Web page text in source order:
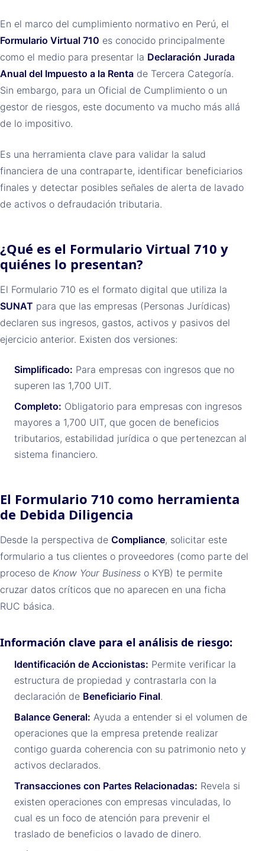
En el marco del cumplimiento normativo en Perú, el
Formulario Virtual 710 es conocido principalmente
como el medio para presentar la Declaración Jurada
Anual del Impuesto a la Renta de Tercera Categoría.
Sin embargo, para un Oficial de Cumplimiento o un
gestor de riesgos, este documento va mucho más allá
de lo impositivo.
Es una herramienta clave para validar la salud
financiera de una contraparte, identificar beneficiarios
finales y detectar posibles señales de alerta de lavado
de activos o defraudación tributaria.
¿Qué es el Formulario Virtual 710 y
quiénes lo presentan?
El Formulario 710 es el formato digital que utiliza la
SUNAT para que las empresas (Personas Jurídicas)
declaren sus ingresos, gastos, activos y pasivos del
ejercicio anterior. Existen dos versiones:
Simplificado: Para empresas con ingresos que no
superen las 1,700 UIT.
Completo: Obligatorio para empresas con ingresos
mayores a 1,700 UIT, que gocen de beneficios
tributarios, estabilidad jurídica o que pertenezcan al
sistema financiero.
El Formulario 710 como herramienta
de Debida Diligencia
Desde la perspectiva de Compliance, solicitar este
formulario a tus clientes o proveedores (como parte del
proceso de Know Your Business o KYB) te permite
cruzar datos críticos que no aparecen en una ficha
RUC básica.
Información clave para el análisis de riesgo:
Identificación de Accionistas: Permite verificar la
estructura de propiedad y contrastarla con la
declaración de Beneficiario Final.
Balance General: Ayuda a entender si el volumen de
operaciones que la empresa pretende realizar
contigo guarda coherencia con su patrimonio neto y
activos declarados.
Transacciones con Partes Relacionadas: Revela si
existen operaciones con empresas vinculadas, lo
cual es un foco de atención para prevenir el
traslado de beneficios o lavado de dinero.